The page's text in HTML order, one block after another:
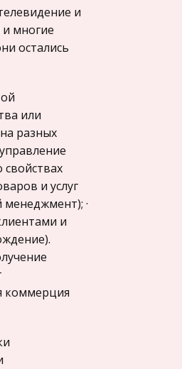
и
многие
остались
или
разных
и услуг
менеджмент); ·
и
коммерция